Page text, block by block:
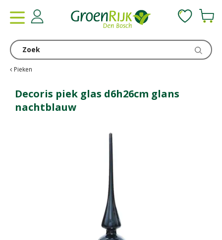
Pieken
Decoris piek glas d6h26cm glans
nachtblauw